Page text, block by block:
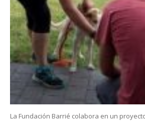
La Fundación Barrié colabora en un